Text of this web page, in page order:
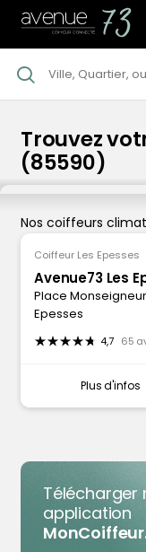
Trouvez
(85590)
Nos coiffeurs
Coiffeur Les Epesses
Avenue73 Les
Place
Epesses
4,7 65
Plus d'infos
Télécharger
application